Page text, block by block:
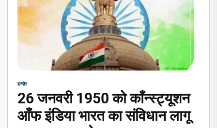
इन्दौर
26 जनवरी 1950 को काँन्स्ट्यूशन
आँफ इंडिया भारत का संविधान लागू